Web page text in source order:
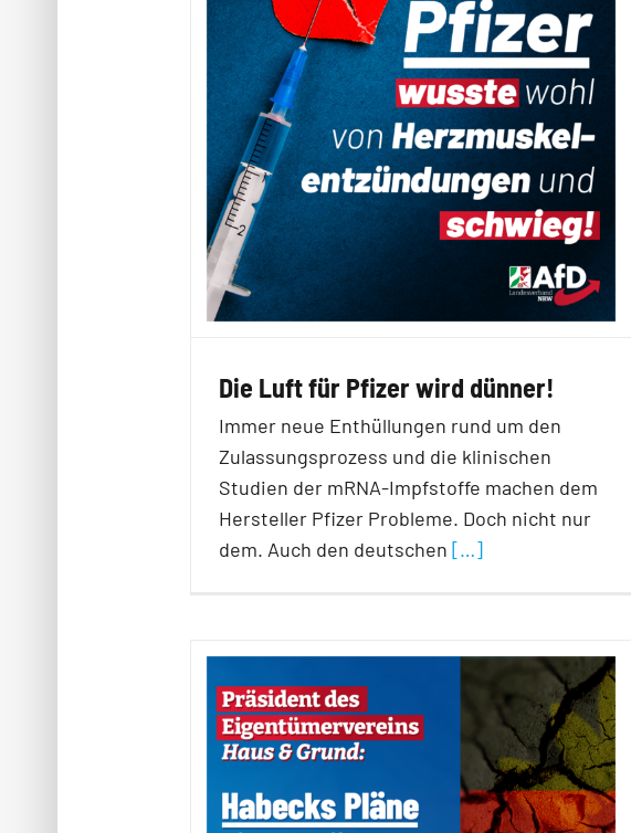
Die Luft für Pfizer wird dünner!
Immer neue Enthüllungen rund um den
Zulassungsprozess und die klinischen
Studien der mRNA-Impfstoffe machen dem
Hersteller Pfizer Probleme. Doch nicht nur
dem. Auch den deutschen […]